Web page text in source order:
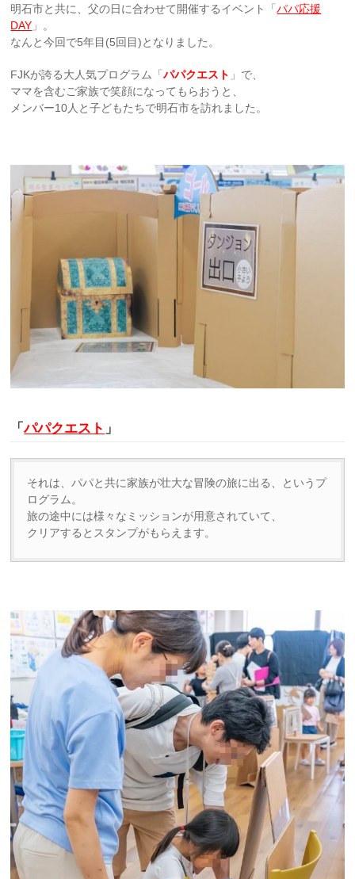
明石市と共に、父の日に合わせて開催するイベント「パパ応援
DAY 」。
なんと今回で5年目(5回目)となりました。
FJKが誇る大人気プログラム「パパクエスト 」で、
ママを含むご家族で笑顔になってもらおうと、
メンバー10人と子どもたちで明石市を訪れました。
「パパクエスト 」
それは、パパと共に家族が壮大な冒険の旅に出る、というプ
ログラム。
旅の途中には様々なミッションが用意されていて、
クリアするとスタンプがもらえます。